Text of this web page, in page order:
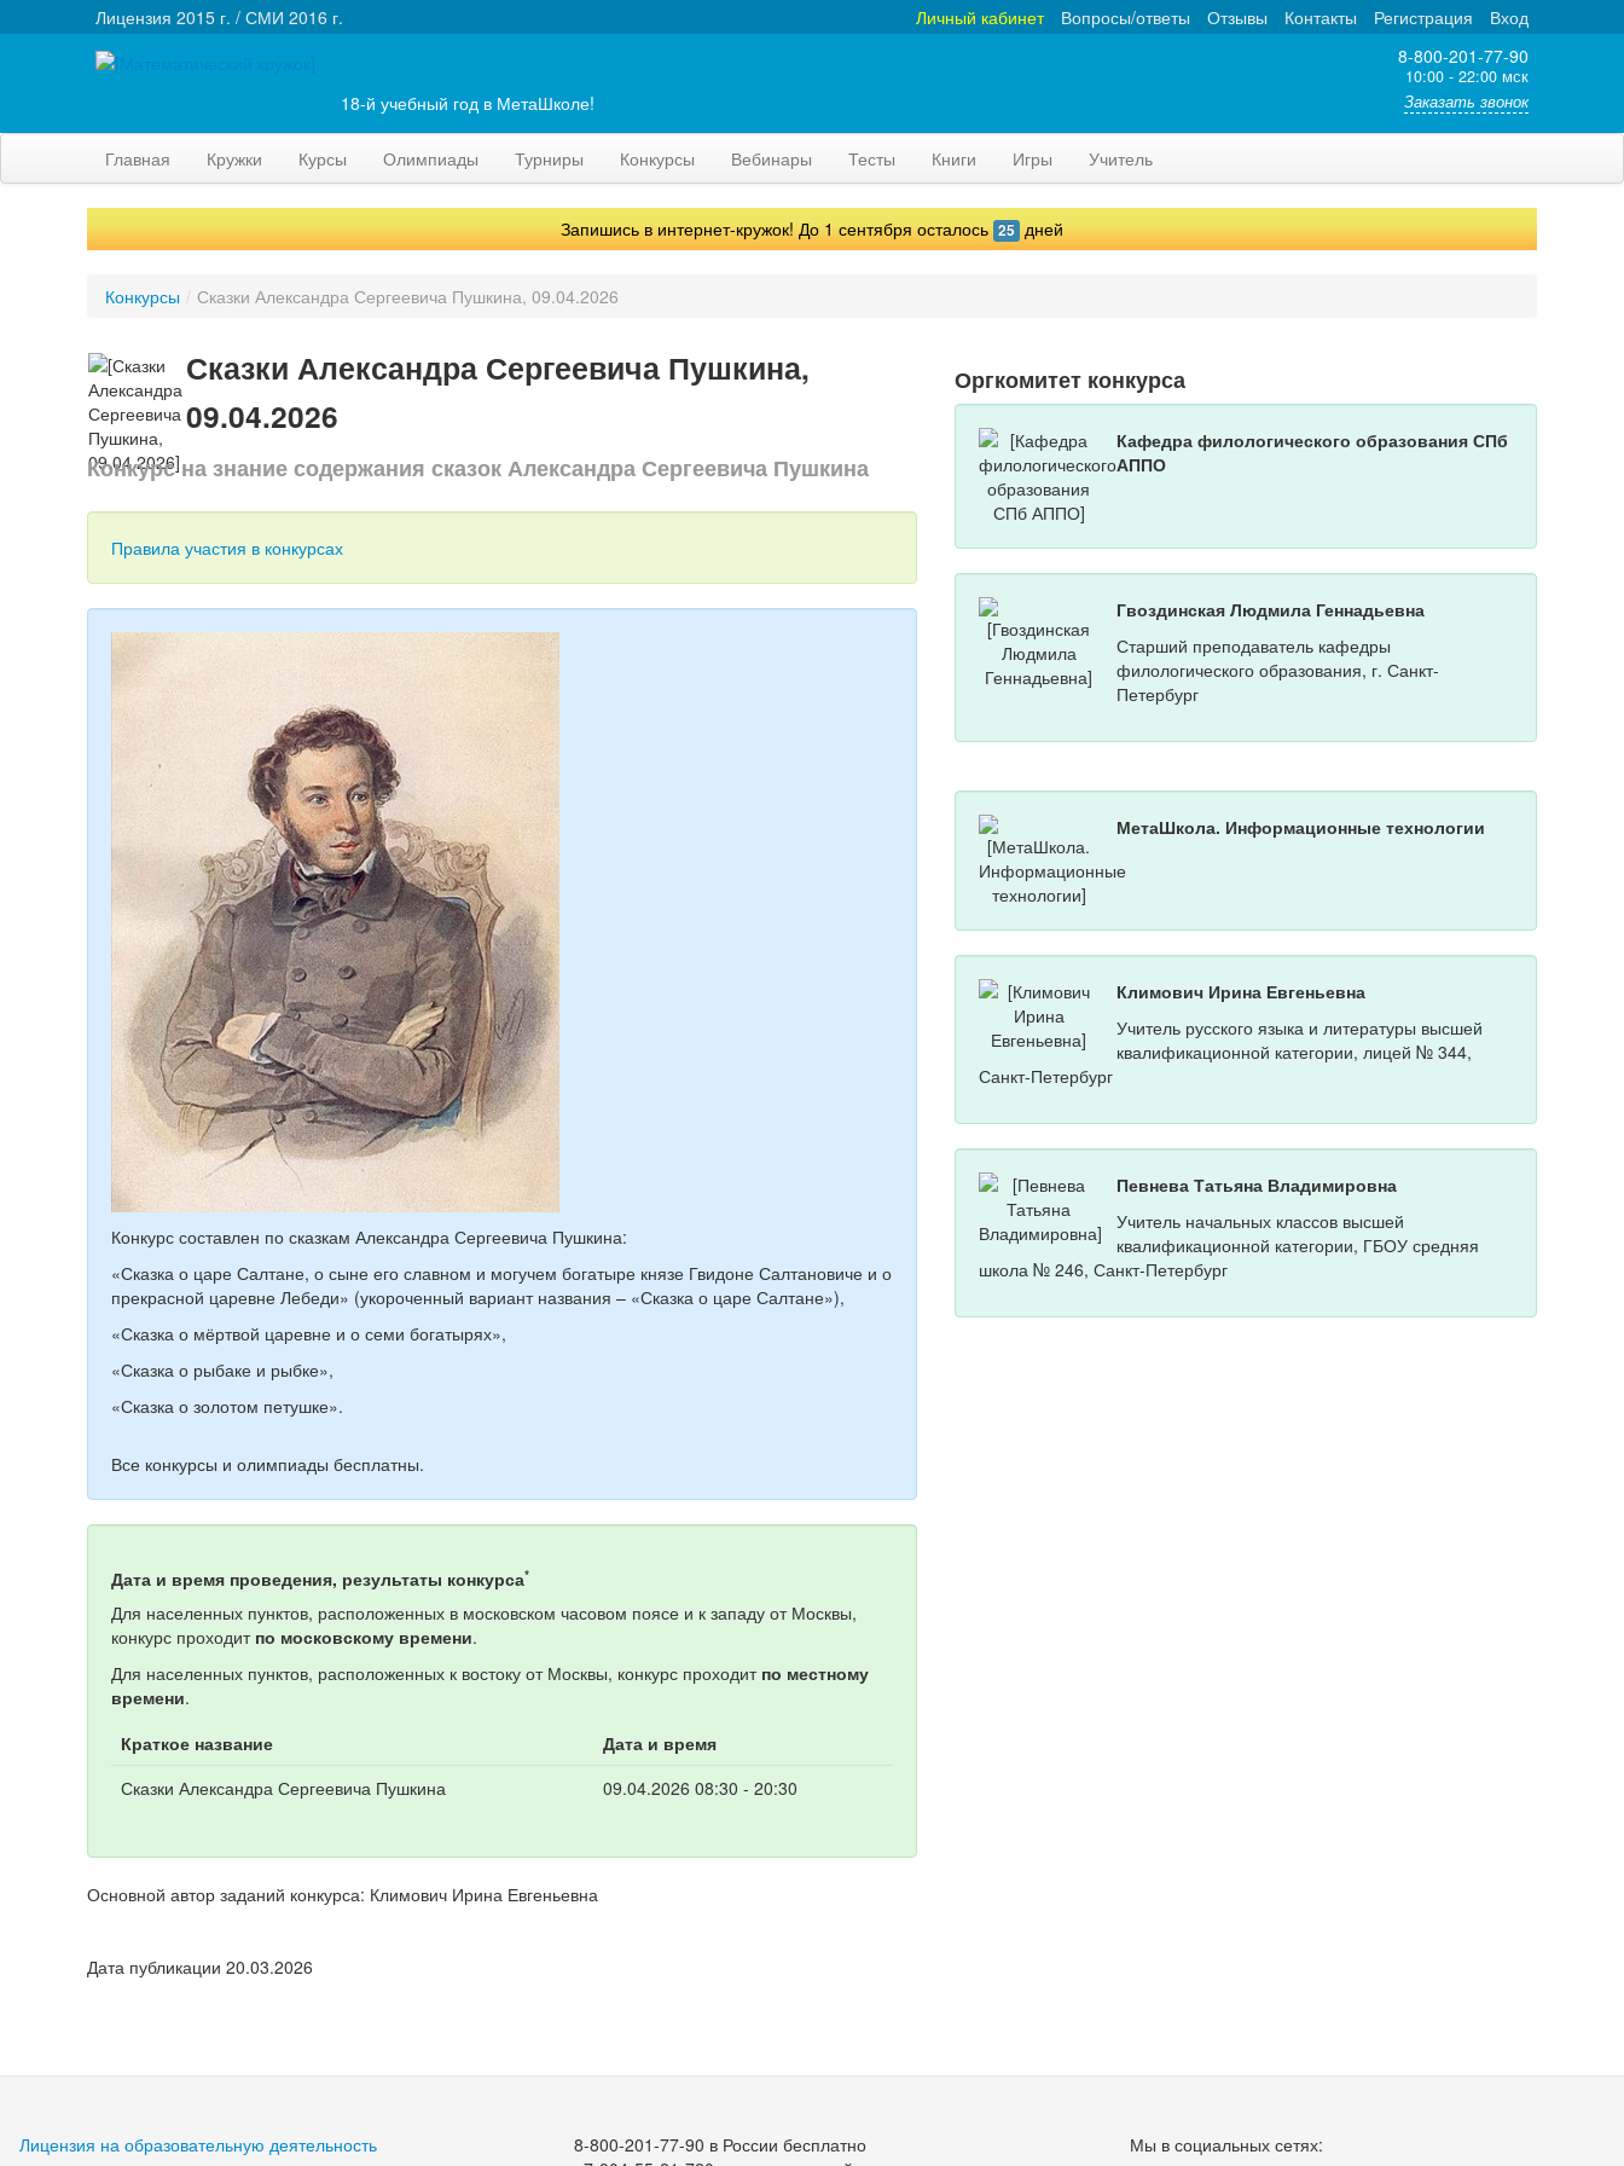
Лицензия 2015 г. / СМИ 2016 г. Вход
Регистрация
Контакты
Отзывы
Вопросы/ответы
Личный кабинет
8-800-201-77-90
10:00 - 22:00 мск
Заказать звонок
18-й учебный год в МетаШколе!
Главная Кружки Курсы Олимпиады Турниры Конкурсы Вебинары Тесты Книги Игры Учитель
Запишись в интернет-кружок! До 1 сентября осталось 25 дней
Конкурсы / Сказки Александра Сергеевича Пушкина, 09.04.2026
Сказки Александра Сергеевича Пушкина,
09.04.2026
Конкурс на знание содержания сказок Александра Сергеевича Пушкина
Правила участия в конкурсах
Конкурс составлен по сказкам Александра Сергеевича Пушкина:
«Сказка о царе Салтане, о сыне его славном и могучем богатыре князе Гвидоне Салтановиче и о
прекрасной царевне Лебеди» (укороченный вариант названия – «Сказка о царе Салтане»),
«Сказка о мёртвой царевне и о семи богатырях»,
«Сказка о рыбаке и рыбке»,
«Сказка о золотом петушке».
Все конкурсы и олимпиады бесплатны.
Дата и время проведения, результаты конкурса*
Для населенных пунктов, расположенных в московском часовом поясе и к западу от Москвы,
конкурс проходит по московскому времени.
Для населенных пунктов, расположенных к востоку от Москвы, конкурс проходит по местному
времени.
Краткое название
Дата и время
Сказки Александра Сергеевича Пушкина
09.04.2026 08:30 - 20:30
Основной автор заданий конкурса: Климович Ирина Евгеньевна
Оргкомитет конкурса
Кафедра филологического образования СПб
АППО
Гвоздинская Людмила Геннадьевна
Старший преподаватель кафедры
филологического образования, г. Санкт-
Петербург
МетаШкола. Информационные технологии
Климович Ирина Евгеньевна
Учитель русского языка и литературы высшей
квалификационной категории, лицей № 344,
Санкт-Петербург
Певнева Татьяна Владимировна
Учитель начальных классов высшей
квалификационной категории, ГБОУ средняя
школа № 246, Санкт-Петербург
Дата публикации 20.03.2026
Лицензия на образовательную деятельность
8-800-201-77-90 в России бесплатно
Мы в социальных сетях: